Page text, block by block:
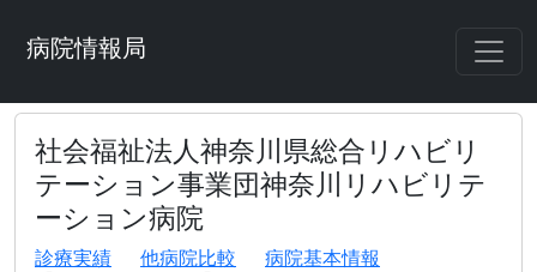
病院情報局
社会福祉法人神奈川県総合リハビリ
テーション事業団神奈川リハビリテ
ーション病院
診療実績 他病院比較
病院基本情報